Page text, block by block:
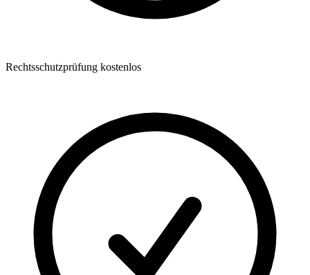
Rechtsschutzprüfung kostenlos